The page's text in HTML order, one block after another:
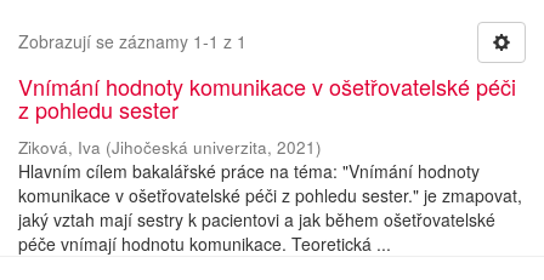
Zobrazují se záznamy 1-1 z 1
Vnímání hodnoty komunikace v ošetřovatelské péči
z pohledu sester
Ziková, Iva (Jihočeská univerzita, 2021)
Hlavním cílem bakalářské práce na téma: "Vnímání hodnoty
komunikace v ošetřovatelské péči z pohledu sester." je zmapovat,
jaký vztah mají sestry k pacientovi a jak během ošetřovatelské
péče vnímají hodnotu komunikace. Teoretická ...